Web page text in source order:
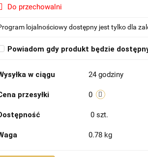
Do przechowalni
lojalnościowy dostępny jest tylko dla
Powiadom gdy produkt będzie
w ciągu 24 godziny
przesyłki 0
0 szt.
0.78 kg